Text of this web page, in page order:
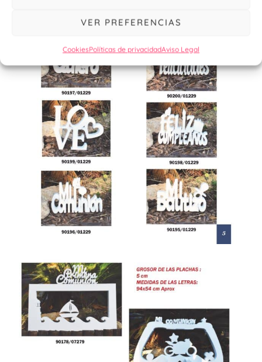
VER PREFERENCIAS
CookiesPolíticas de privacidadAviso Legal